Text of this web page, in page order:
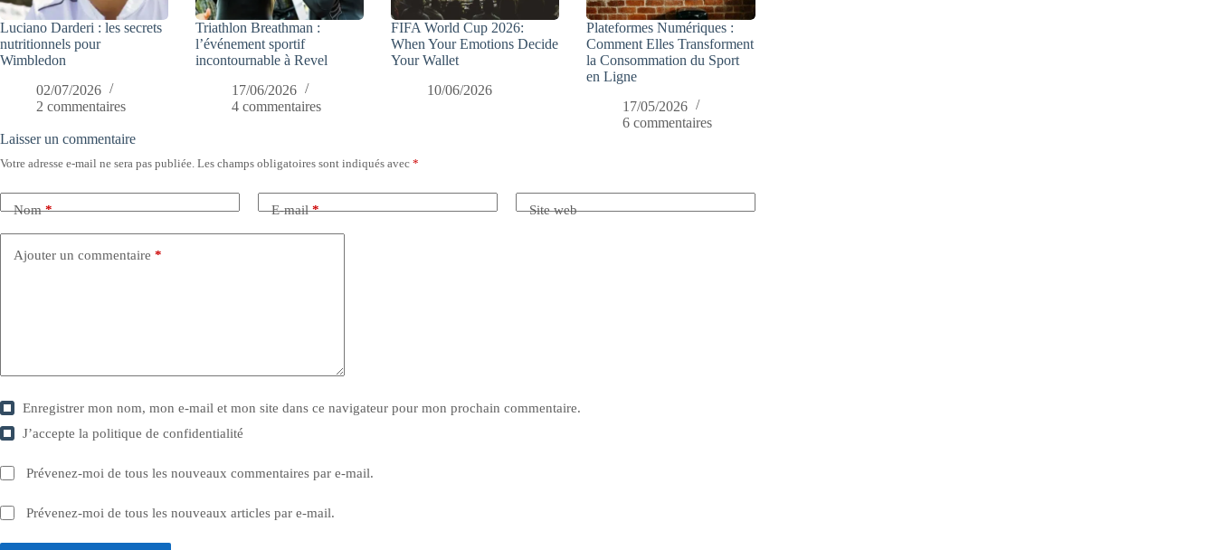
Luciano Darderi : les secrets
nutritionnels pour
Wimbledon
02/07/2026
2 commentaires
Triathlon Breathman :
l’événement sportif
incontournable à Revel
17/06/2026
4 commentaires
FIFA World Cup 2026:
When Your Emotions Decide
Your Wallet
10/06/2026
Plateformes Numériques :
Comment Elles Transforment
la Consommation du Sport
en Ligne
17/05/2026
6 commentaires
Laisser un commentaire
Votre adresse e-mail ne sera pas publiée. Les champs obligatoires sont indiqués avec *
Nom* E-mail* Site web
Ajouter un commentaire *
Enregistrer mon nom, mon e-mail et mon site dans ce navigateur pour mon prochain commentaire.
J’accepte lapolitique de confidentialité
Prévenez-moi de tous les nouveaux commentaires par e-mail.
Prévenez-moi de tous les nouveaux articles par e-mail.